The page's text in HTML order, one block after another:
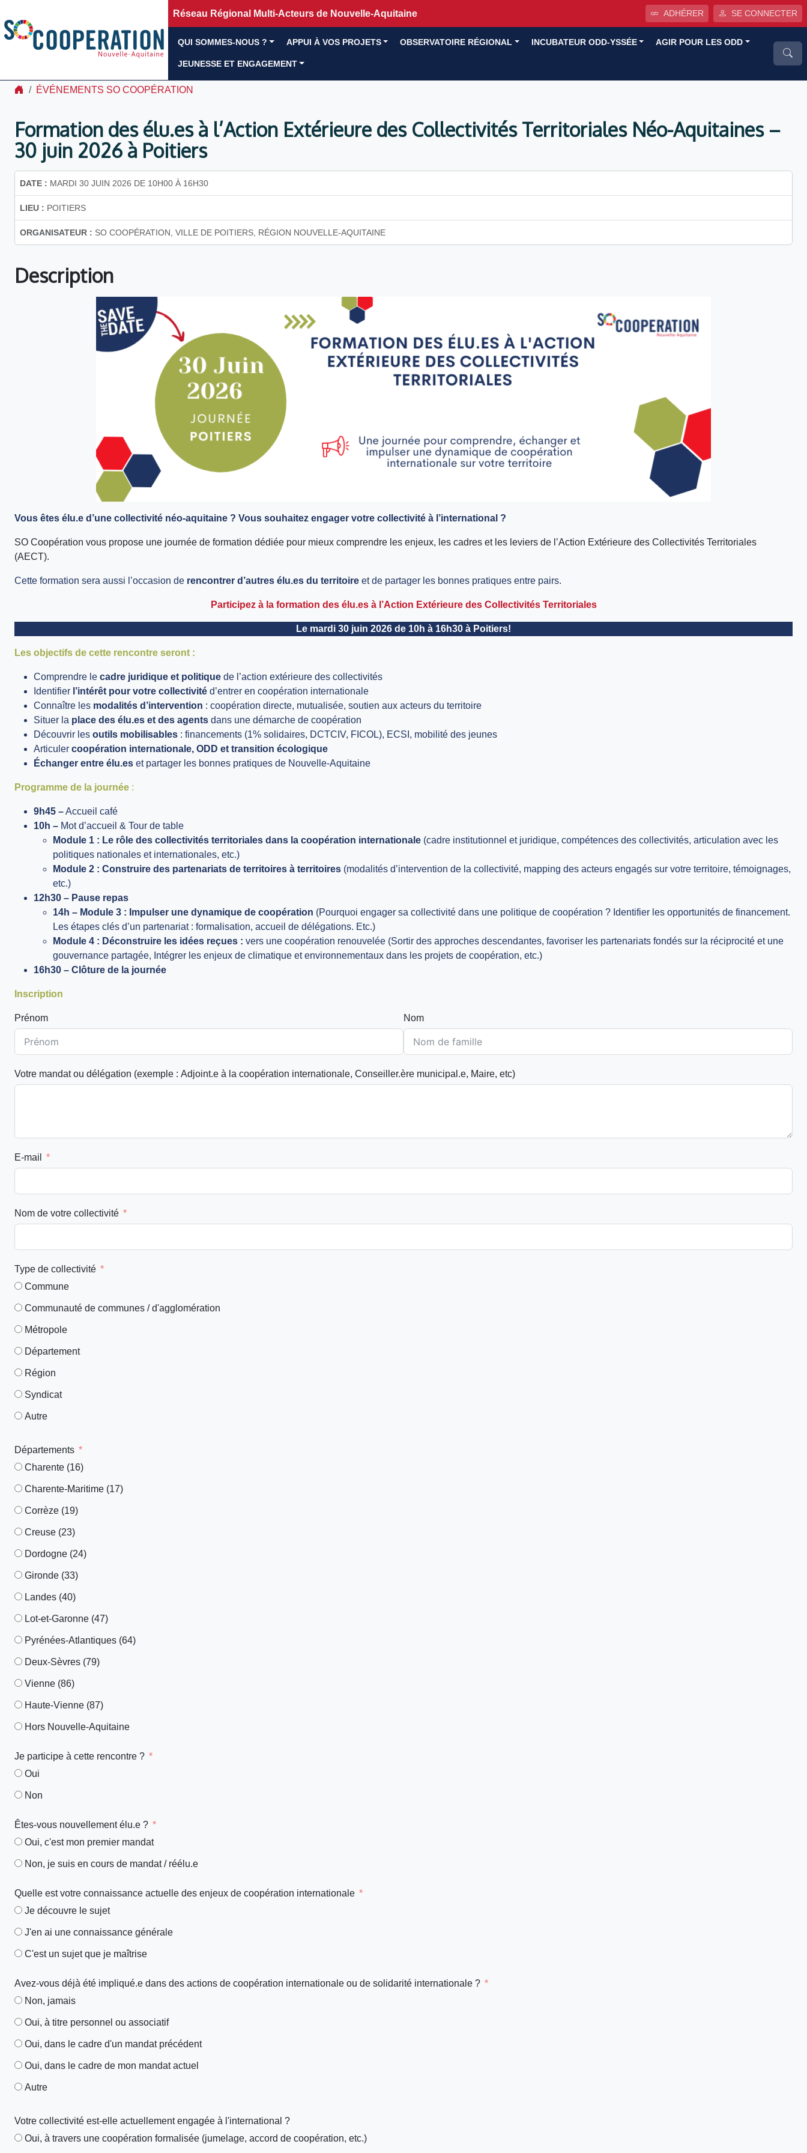
Réseau Régional Multi-Acteurs de Nouvelle-Aquitaine ADHÉRER SE CONNECTER
QUI SOMMES-NOUS ? APPUI À VOS PROJETS OBSERVATOIRE RÉGIONAL INCUBATEUR ODD-YSSÉE AGIR POUR LES ODD
JEUNESSE ET ENGAGEMENT
ÉVÉNEMENTS SO COOPÉRATION
Formation des élu.es à l’Action Extérieure des Collectivités Territoriales Néo-Aquitaines –
30 juin 2026 à Poitiers
DATE : MARDI 30 JUIN 2026 DE 10H00 À 16H30
LIEU : POITIERS
ORGANISATEUR : SO COOPÉRATION, VILLE DE POITIERS, RÉGION NOUVELLE-AQUITAINE
Description
Vous êtes élu.e d’une collectivité néo-aquitaine ? Vous souhaitez engager votre collectivité à l’international ?
SO Coopération vous propose une journée de formation dédiée pour mieux comprendre les enjeux, les cadres et les leviers de l’Action Extérieure des Collectivités Territoriales
(AECT).
Cette formation sera aussi l’occasion de rencontrer d’autres élu.es du territoire et de partager les bonnes pratiques entre pairs.
Participez à la formation des élu.es à l’Action Extérieure des Collectivités Territoriales
Le mardi 30 juin 2026 de 10h à 16h30 à Poitiers!
Les objectifs de cette rencontre seront :
Comprendre le cadre juridique et politique de l’action extérieure des collectivités
Identifier l’intérêt pour votre collectivité d’entrer en coopération internationale
Connaître les modalités d’intervention : coopération directe, mutualisée, soutien aux acteurs du territoire
Situer la place des élu.es et des agents dans une démarche de coopération
Découvrir les outils mobilisables : financements (1% solidaires, DCTCIV, FICOL), ECSI, mobilité des jeunes
Articuler coopération internationale, ODD et transition écologique
Échanger entre élu.es et partager les bonnes pratiques de Nouvelle-Aquitaine
Programme de la journée :
9h45 –Accueil café
10h – Mot d’accueil & Tour de table
Module 1 : Le rôle des collectivités territoriales dans la coopération internationale (cadre institutionnel et juridique, compétences des collectivités, articulation avec les
politiques nationales et internationales, etc.)
Module 2 : Construire des partenariats de territoires à territoires (modalités d’intervention de la collectivité, mapping des acteurs engagés sur votre territoire, témoignages,
etc.)
12h30 – Pause repas
14h – Module 3 : Impulser une dynamique de coopération (Pourquoi engager sa collectivité dans une politique de coopération ? Identifier les opportunités de financement.
Les étapes clés d’un partenariat : formalisation, accueil de délégations. Etc.)
Module 4 : Déconstruire les idées reçues : vers une coopération renouvelée (Sortir des approches descendantes, favoriser les partenariats fondés sur la réciprocité et une
gouvernance partagée, Intégrer les enjeux de climatique et environnementaux dans les projets de coopération, etc.)
16h30 – Clôture de la journée
Inscription
Prénom Nom
Votre mandat ou délégation (exemple : Adjoint.e à la coopération internationale, Conseiller.ère municipal.e, Maire, etc)
E-mail
Nom de votre collectivité
Type de collectivité
Commune
Communauté de communes / d'agglomération
Métropole
Département
Région
Syndicat
Autre
Départements
Charente (16)
Charente-Maritime (17)
Corrèze (19)
Creuse (23)
Dordogne (24)
Gironde (33)
Landes (40)
Lot-et-Garonne (47)
Pyrénées-Atlantiques (64)
Deux-Sèvres (79)
Vienne (86)
Haute-Vienne (87)
Hors Nouvelle-Aquitaine
Je participe à cette rencontre ?
Oui
Non
Êtes-vous nouvellement élu.e ?
Oui, c'est mon premier mandat
Non, je suis en cours de mandat / réélu.e
Quelle est votre connaissance actuelle des enjeux de coopération internationale
Je découvre le sujet
J'en ai une connaissance générale
C'est un sujet que je maîtrise
Avez-vous déjà été impliqué.e dans des actions de coopération internationale ou de solidarité internationale ?
Non, jamais
Oui, à titre personnel ou associatif
Oui, dans le cadre d'un mandat précédent
Oui, dans le cadre de mon mandat actuel
Autre
Votre collectivité est-elle actuellement engagée à l'international ?
Oui, à travers une coopération formalisée (jumelage, accord de coopération, etc.)